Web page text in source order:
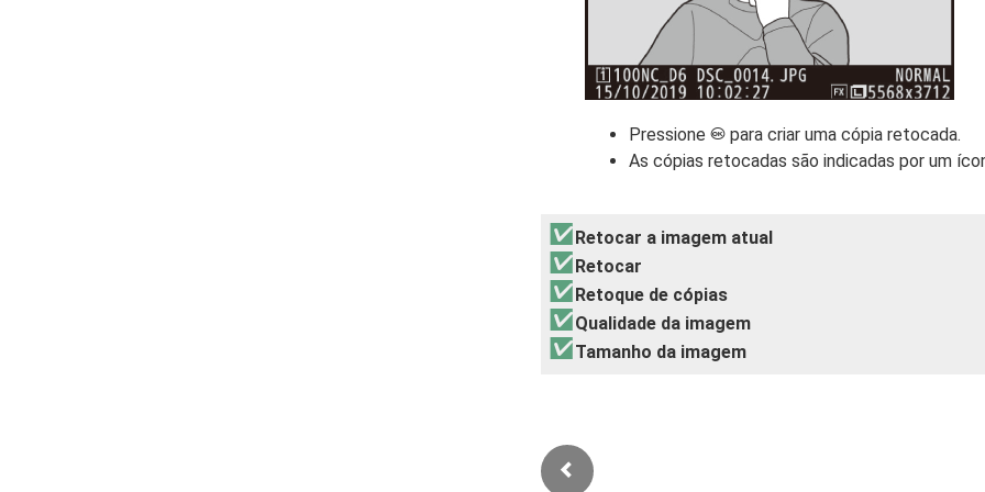
Pressione J para criar uma cópia retocada.
As cópias retocadas são indicadas por um
Retocar a imagem atual
Retocar
Retoque de cópias
Qualidade da imagem
Tamanho da imagem